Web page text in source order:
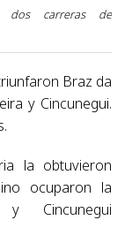
carreras de
Braz da
y Cincunegui.
la obtuvieron
ocuparon la
y Cincunegui